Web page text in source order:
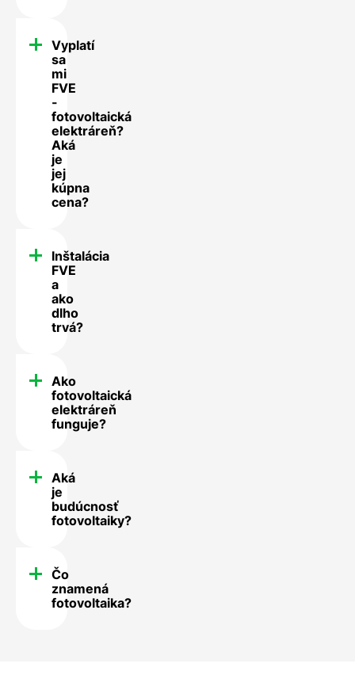
Vyplatí
sa
mi
FVE
-
fotovoltaická
elektráreň?
Aká
je
jej
kúpna
cena?
Inštalácia
FVE
a
ako
dlho
trvá?
Ako
fotovoltaická
elektráreň
funguje?
Aká
je
budúcnosť
fotovoltaiky?
Čo
znamená
fotovoltaika?